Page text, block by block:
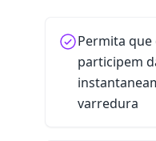
Permita que
participem
varredura